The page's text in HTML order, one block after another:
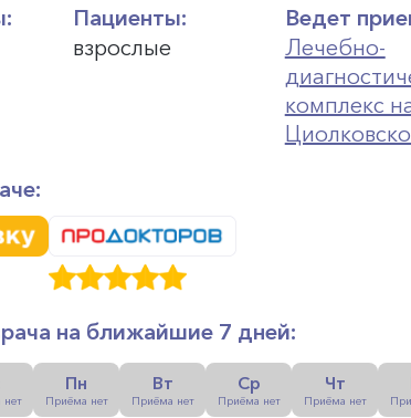
Пациенты:
взрослые
Ведет
Лечебно-
комплекс
на ближайшие 7 дней:
Пн
Приёма нет
Вт
Приёма нет
Ср
Приёма нет
Чт
Приёма нет